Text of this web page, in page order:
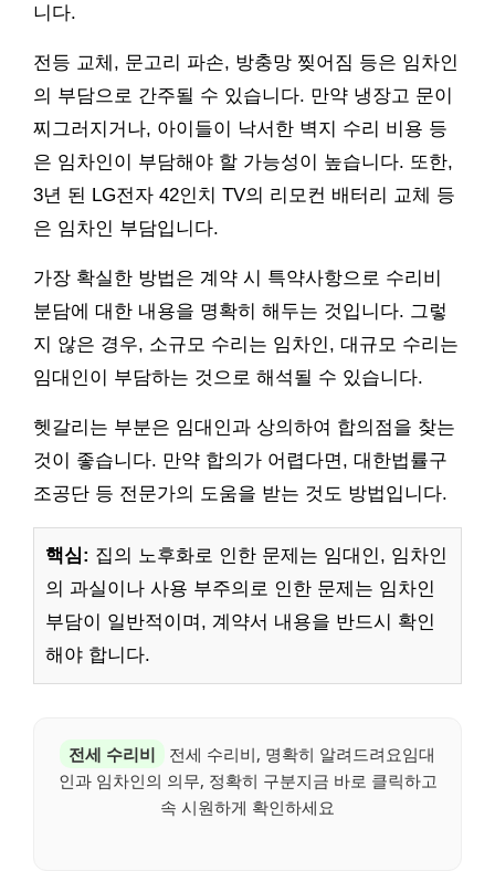
니다.
전등 교체, 문고리 파손, 방충망 찢어짐 등은 임차인
의 부담으로 간주될 수 있습니다. 만약 냉장고 문이
찌그러지거나, 아이들이 낙서한 벽지 수리 비용 등
은 임차인이 부담해야 할 가능성이 높습니다. 또한,
3년 된 LG전자 42인치 TV의 리모컨 배터리 교체 등
은 임차인 부담입니다.
가장 확실한 방법은 계약 시 특약사항으로 수리비
분담에 대한 내용을 명확히 해두는 것입니다. 그렇
지 않은 경우, 소규모 수리는 임차인, 대규모 수리는
임대인이 부담하는 것으로 해석될 수 있습니다.
헷갈리는 부분은 임대인과 상의하여 합의점을 찾는
것이 좋습니다. 만약 합의가 어렵다면, 대한법률구
조공단 등 전문가의 도움을 받는 것도 방법입니다.
핵심: 집의 노후화로 인한 문제는 임대인, 임차인
의 과실이나 사용 부주의로 인한 문제는 임차인
부담이 일반적이며, 계약서 내용을 반드시 확인
해야 합니다.
전세 수리비
전세 수리비, 명확히 알려드려요임대
인과 임차인의 의무, 정확히 구분지금 바로 클릭하고
속 시원하게 확인하세요